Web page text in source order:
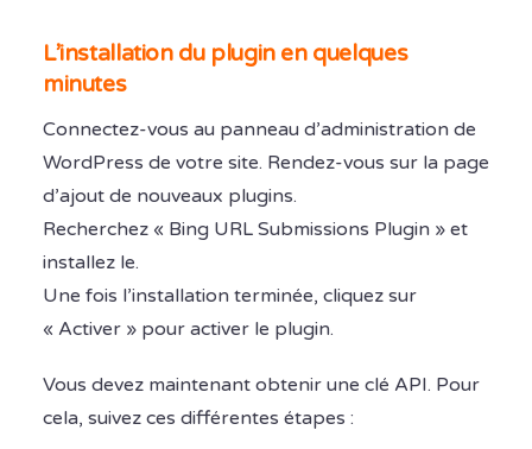
L’installation du plugin en quelques
minutes
Connectez-vous au panneau d’administration de
WordPress de votre site. Rendez-vous sur la page
d’ajout de nouveaux plugins.
Recherchez « Bing URL Submissions Plugin » et
installez le.
Une fois l’installation terminée, cliquez sur
« Activer » pour activer le plugin.
Vous devez maintenant obtenir une clé API. Pour
cela, suivez ces différentes étapes :